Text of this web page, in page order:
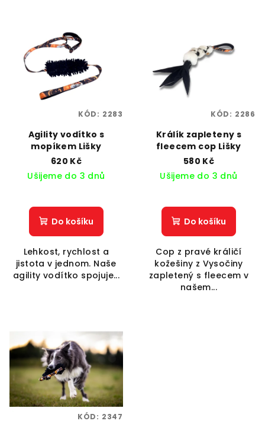
Agility vodítko s
mopíkem Lišky
620 Kč
Ušijeme do 3 dnů
Do košíku
Lehkost, rychlost a
jistota v jednom. Naše
agility vodítko spojuje...
KÓD: 2283
Králík zapleteny s
fleecem cop Lišky
580 Kč
Ušijeme do 3 dnů
Do košíku
Cop z pravé králičí
kožešiny z Vysočiny
zapletený s fleecem v
našem...
KÓD: 2286
KÓD: 2347